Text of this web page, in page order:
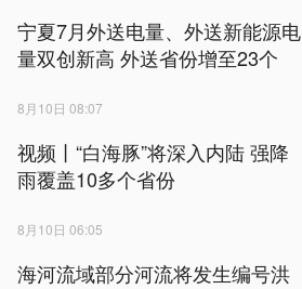
宁夏7月外送电量、外送新能源电
量双创新高 外送省份增至23个
8月10日 08:07
视频丨“白海豚”将深入内陆 强降
雨覆盖10多个省份
8月10日 06:05
海河流域部分河流将发生编号洪